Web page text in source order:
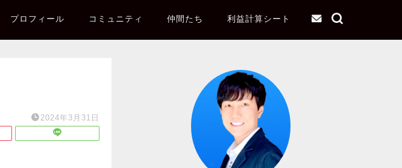
プロフィール コミュニティ 仲間たち 利益計算シート
2024年3月31日